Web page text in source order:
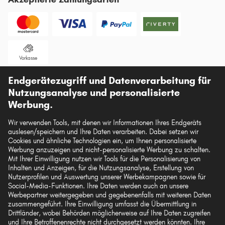
OPEL GT
OPEL MANTA
Vorkasse
Unsere Versandpartner
Die hier dargestellten Daten, insbesondere die gesamte Datenbank, dürfen nicht
vervielfältigt werden. Die Vervielfältigung und Verbreitung der Daten und der
Datenbank ohne vorherige Einwilligung von TecAlliance und/oder die
Einbeziehung Dritter in solche Aktivitäten ist streng verboten. Jegliche
unautorisierte Nutzung von Inhalten stellt eine Verletzung des Urheberrechts dar
und kann rechtliche Schritte nach sich ziehen.
Vertrag widerrufen
Endgerätezugriff und Datenverarbeitung für
Nutzungsanalyse und personalisierte
Werbung.
Wir verwenden Tools, mit denen wir Informationen Ihres Endgeräts
auslesen/speichern und Ihre Daten verarbeiten. Dabei setzen wir
Cookies und ähnliche Technologien ein, um Ihnen personalisierte
Werbung anzuzeigen und nicht-personalisierte Werbung zu schalten.
Mit Ihrer Einwilligung nutzen wir Tools für die Personalisierung von
Inhalten und Anzeigen, für die Nutzungsanalyse, Erstellung von
Nutzerprofilen und Auswertung unserer Werbekampagnen sowie für
Social-Media-Funktionen. Ihre Daten werden auch an unsere
Werbepartner weitergegeben und gegebenenfalls mit weiteren Daten
zusammengeführt. Ihre Einwilligung umfasst die Übermittlung in
Drittländer, wobei Behörden möglicherweise auf Ihre Daten zugreifen
und Ihre Betroffenenrechte nicht durchgesetzt werden könnten. Ihre